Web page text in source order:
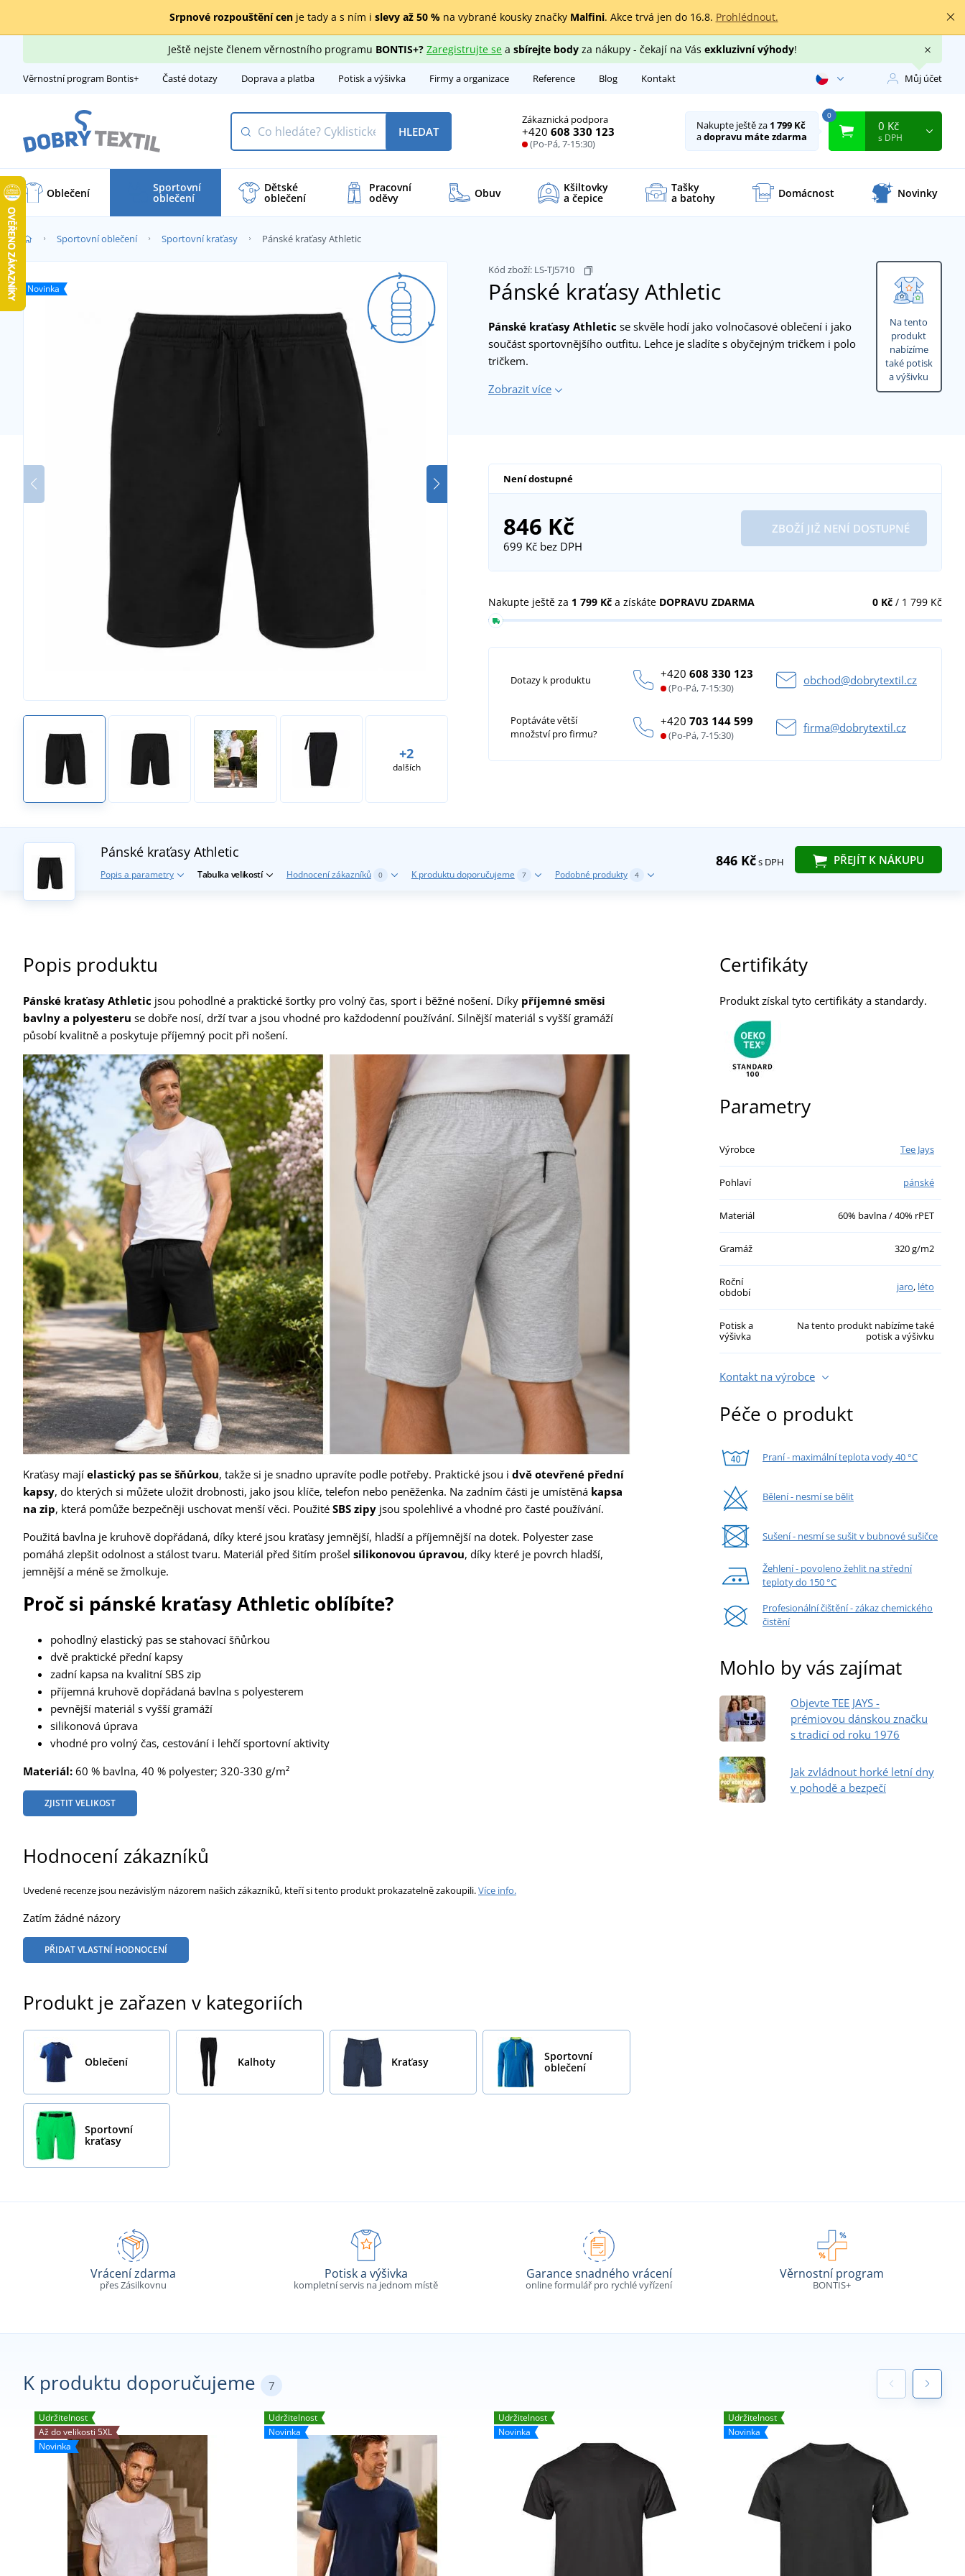
Srpnové rozpouštění cenje tady a s ním i slevy až 50 %na vybrané kousky značky Malfini. Akce trvá jen do 16.8. Prohlédnout.
Ještě nejste členem věrnostního programu BONTIS+? Zaregistrujte sea sbírejte bodyza nákupy - čekají na Vás exkluzivní výhody!
Věrnostní program Bontis+ Časté dotazy Doprava a platba Potisk a výšivka Firmy a organizace Reference Blog Kontakt Můj účet
Zákaznická podpora
+420 608 330 123
(Po-Pá, 7-15:30)
HLEDAT Nakupte ještě za 1 799 Kč
adopravu máte zdarma
0
0 Kč
s DPH
Oblečení Sportovní
oblečení
Dětské
oblečení
Pracovní
oděvy Obuv Kšiltovky
a čepice
Tašky
a batohy Domácnost Novinky
Sportovní oblečení Sportovní kraťasy Pánské kraťasy Athletic
Na tento
produkt
nabízíme
také potisk
a výšivku
Kód zboží: LS-TJ5710
Pánské kraťasy Athletic
+2
dalších
Novinka
Pánské kraťasy Athletic se skvěle hodí jako volnočasové oblečení i jako
součást sportovnějšího outfitu. Lehce je sladíte s obyčejným tričkem i polo
tričkem.
Zobrazit více
Není dostupné
846 Kč
699 Kčbez DPH
ZBOŽÍ JIŽ NENÍ DOSTUPNÉ
0 Kč/ 1 799 Kč
Nakupte ještě za 1 799 Kč a získáte DOPRAVU ZDARMA
Dotazy k produktu +420608 330 123
(Po-Pá, 7-15:30)
obchod@dobrytextil.cz
Poptáváte větší
množství pro firmu?
+420703 144 599
(Po-Pá, 7-15:30)
firma@dobrytextil.cz
846 Kčs DPH PŘEJÍT K NÁKUPU
Pánské kraťasy Athletic
Popis a parametry Tabulka velikostí Hodnocení zákazníků 0 K produktu doporučujeme 7 Podobné produkty 4
Popis produktu
Pánské kraťasy Athletic jsou pohodlné a praktické šortky pro volný čas, sport i běžné nošení. Díky příjemné směsi
bavlny a polyesteru se dobře nosí, drží tvar a jsou vhodné pro každodenní používání. Silnější materiál s vyšší gramáží
působí kvalitně a poskytuje příjemný pocit při nošení.
Kraťasy mají elastický pas se šňůrkou, takže si je snadno upravíte podle potřeby. Praktické jsou i dvě otevřené přední
kapsy, do kterých si můžete uložit drobnosti, jako jsou klíče, telefon nebo peněženka. Na zadním části je umístěná kapsa
na zip, která pomůže bezpečněji uschovat menší věci. Použité SBS zipy jsou spolehlivé a vhodné pro časté používání.
Použitá bavlna je kruhově dopřádaná, díky které jsou kraťasy jemnější, hladší a příjemnější na dotek. Polyester zase
pomáhá zlepšit odolnost a stálost tvaru. Materiál před šitím prošel silikonovou úpravou, díky které je povrch hladší,
jemnější a méně se žmolkuje.
Proč si pánské kraťasy Athletic oblíbíte?
pohodlný elastický pas se stahovací šňůrkou
dvě praktické přední kapsy
zadní kapsa na kvalitní SBS zip
příjemná kruhově dopřádaná bavlna s polyesterem
pevnější materiál s vyšší gramáží
silikonová úprava
vhodné pro volný čas, cestování i lehčí sportovní aktivity
Materiál: 60 % bavlna, 40 % polyester; 320-330 g/m²
ZJISTIT VELIKOST
Hodnocení zákazníků
Uvedené recenze jsou nezávislým názorem našich zákazníků, kteří si tento produkt prokazatelně zakoupili.Více info.
Zatím žádné názory
PŘIDAT VLASTNÍ HODNOCENÍ
Produkt je zařazen v kategoriích
Oblečení Kalhoty Kraťasy
Sportovní
oblečení
Sportovní
kraťasy
Certifikáty
Produkt získal tyto certifikáty a standardy.
Parametry
Výrobce Tee Jays
Pohlaví pánské
Materiál 60% bavlna / 40% rPET
Gramáž 320 g/m2
Roční
období
jaro, léto
Potisk a
výšivka
Na tento produkt nabízíme také
potisk a výšivku
Kontakt na výrobce
Péče o produkt
Praní - maximální teplota vody 40 °C
Bělení - nesmí se bělit
Sušení - nesmí se sušit v bubnové sušičce
Žehlení - povoleno žehlit na střední
teploty do 150 °C
Profesionální čištění - zákaz chemického
čistění
Mohlo by vás zajímat
Objevte TEE JAYS -
prémiovou dánskou značku
s tradicí od roku 1976
Jak zvládnout horké letní dny
v pohodě a bezpečí
Vrácení zdarma
přes Zásilkovnu
Potisk a výšivka
kompletní servis na jednom místě
Garance snadného vrácení
online formulář pro rychlé vyřízení
Věrnostní program
BONTIS+
K produktu doporučujeme 7
Udržitelnost
Až do velikosti 5XL
Novinka
Udržitelnost
Novinka
Udržitelnost
Novinka
Udržitelnost
Novinka